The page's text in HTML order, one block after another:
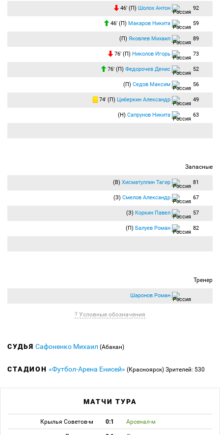
46′ (П) Шолох Антон 92
46′ (П) Макаров Никита 59
(П) Яковлев Михаил 89
76′ (П) Николов Игорь 73
76′ (П) Федорочев Денис 52
(П) Седов Максим 56
74′ (П) Циберкин Александр 49
(Н) Сапрунов Никита 63
Запасные
(В) Хисматуллин Тагир 81
(З) Смелов Александр 67
(З) Коркин Павел 57
(П) Балуев Роман 82
Тренер
Шаронов Роман
? Условные обозначения
СУДЬЯ Сафоненко Михаил (Абакан)
СТАДИОН «Футбол-Арена Енисей» (Красноярск) Зрителей: 530
МАТЧИ ТУРА
Крылья Советов-м 0:1 Арсенал-м